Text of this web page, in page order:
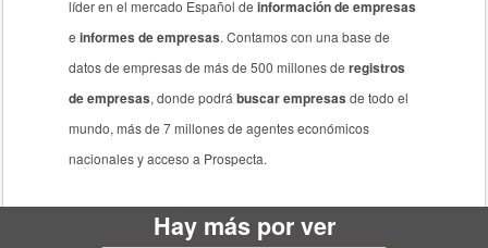
líder en el mercado Español deinformación de empresas
einformes de empresas. Contamos con una base de
datos de empresas de más de 500 millones deregistros
de empresas, donde podrábuscar empresas de todo el
mundo, más de 7 millones de agentes económicos
nacionales y acceso a Prospecta.
Hay más por ver